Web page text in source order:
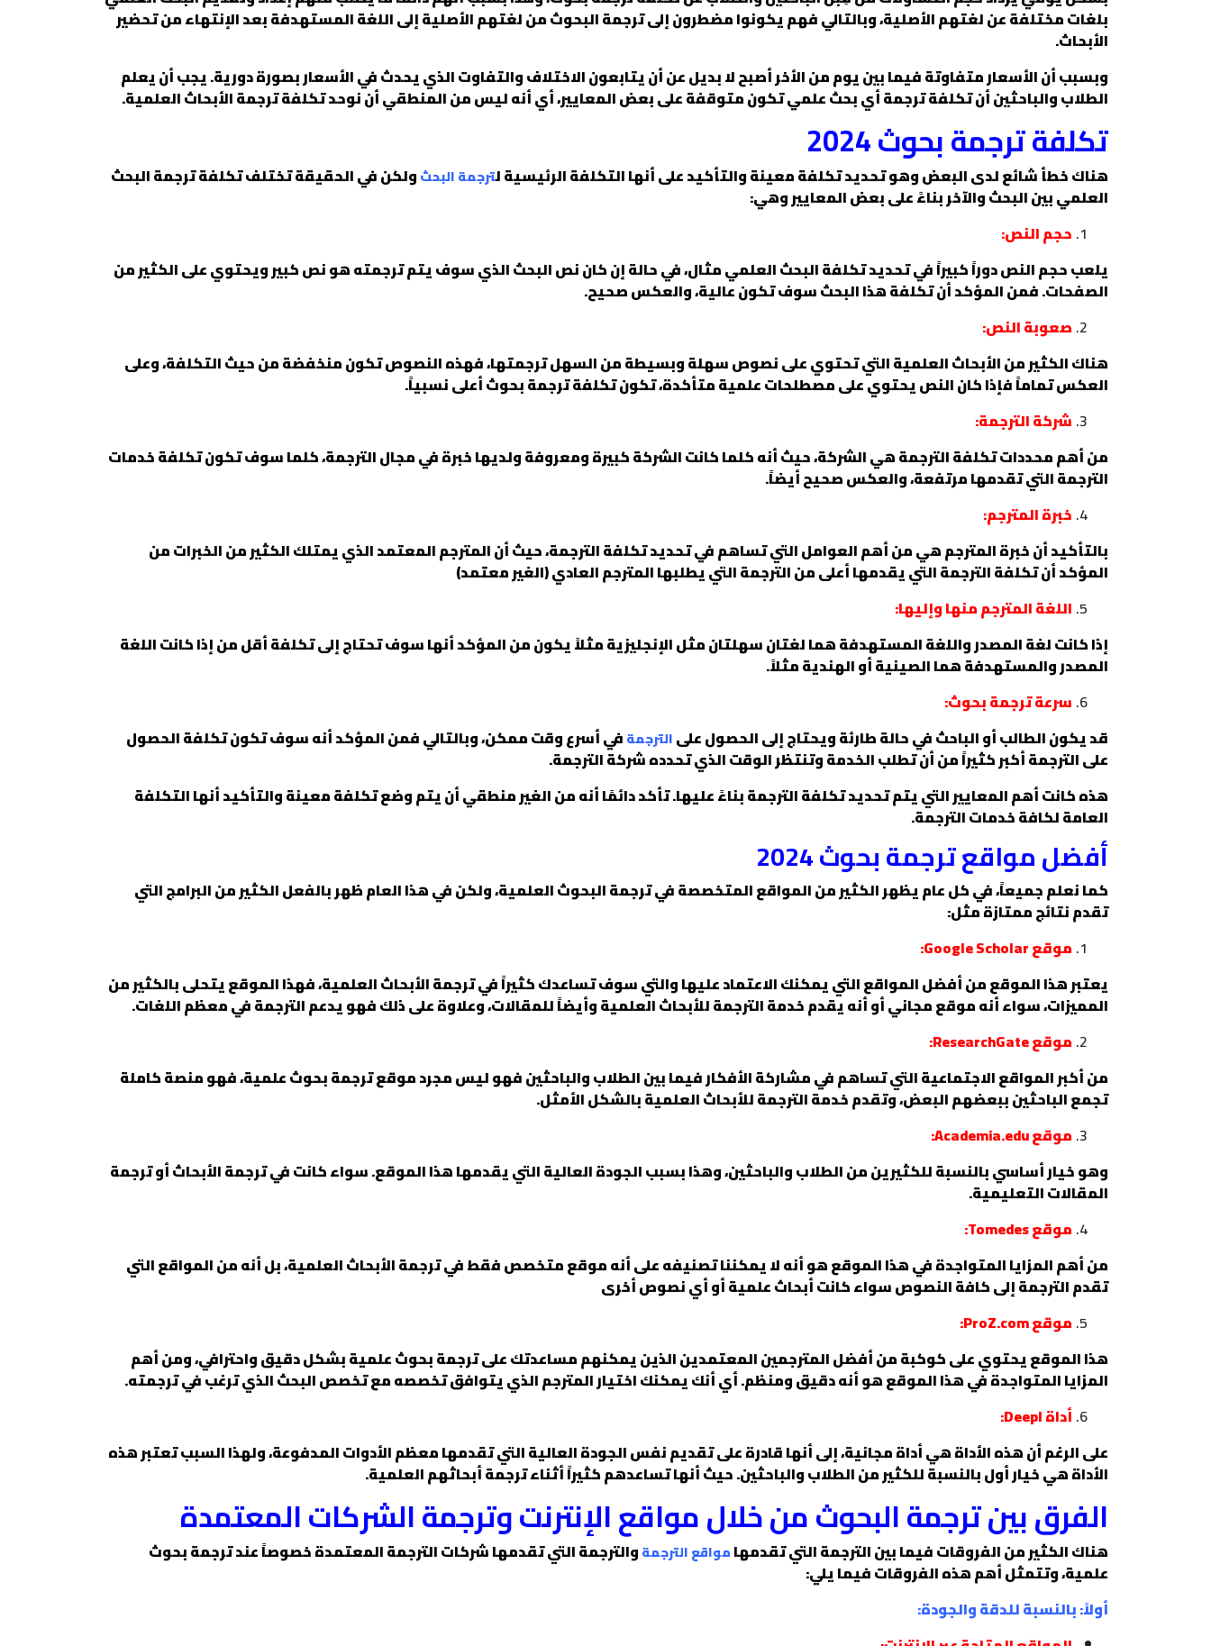
بلغات مختلفة عن لغتهم الأصلية، وبالتالي فهم يكونوا مضطرون إلى ترجمة البحوث من لغتهم الأصلية إلى اللغة المستهدفة بعد الإنتهاء من تحضير
الأبحاث.
وبسبب أن الأسعار متفاوتة فيما بين يوم من الأخر أصبح لا بديل عن أن يتابعون الاختلاف والتفاوت الذي يحدث في الأسعار بصورة دورية. يجب أن يعلم
الطلاب والباحثين أن تكلفة ترجمة أي بحث علمي تكون متوقفة على بعض المعايير، أي أنه ليس من المنطقي أن نوحد تكلفة ترجمة الأبحاث العلمية.
تكلفة ترجمة بحوث 2024
هناك خطأ شائع لدى البعض وهو تحديد تكلفة معينة والتأكيد على أنها التكلفة الرئيسية لترجمة البحثولكن في الحقيقة تختلف تكلفة ترجمة البحث
العلمي بين البحث والآخر بناءً على بعض المعايير وهي:
حجم النص:
يلعب حجم النص دوراً كبيراً في تحديد تكلفة البحث العلمي مثال، في حالة إن كان نص البحث الذي سوف يتم ترجمته هو نص كبير ويحتوي على الكثير من
الصفحات. فمن المؤكد أن تكلفة هذا البحث سوف تكون عالية، والعكس صحيح.
صعوبة النص:
هناك الكثير من الأبحاث العلمية التي تحتوي على نصوص سهلة وبسيطة من السهل ترجمتها، فهذه النصوص تكون منخفضة من حيث التكلفة، وعلى
العكس تماماً فإذا كان النص يحتوي على مصطلحات علمية متأكدة، تكون تكلفة ترجمة بحوث أعلى نسبياً.
شركة الترجمة:
من أهم محددات تكلفة الترجمة هي الشركة، حيث أنه كلما كانت الشركة كبيرة ومعروفة ولديها خبرة في مجال الترجمة، كلما سوف تكون تكلفة خدمات
الترجمة التي تقدمها مرتفعة، والعكس صحيح أيضاً.
خبرة المترجم:
بالتأكيد أن خبرة المترجم هي من أهم العوامل التي تساهم في تحديد تكلفة الترجمة، حيث أن المترجم المعتمد الذي يمتلك الكثير من الخبرات من
المؤكد أن تكلفة الترجمة التي يقدمها أعلى من الترجمة التي يطلبها المترجم العادي (الغير معتمد)
اللغة المترجم منها وإليها:
إذا كانت لغة المصدر واللغة المستهدفة هما لغتان سهلتان مثل الإنجليزية مثلاً يكون من المؤكد أنها سوف تحتاج إلى تكلفة أقل من إذا كانت اللغة
المصدر والمستهدفة هما الصينية أو الهندية مثلاً.
سرعة ترجمة بحوث:
قد يكون الطالب أو الباحث في حالة طارئة ويحتاج إلى الحصول علىالترجمةفي أسرع وقت ممكن، وبالتالي فمن المؤكد أنه سوف تكون تكلفة الحصول
على الترجمة أكبر كثيراً من أن تطلب الخدمة وتنتظر الوقت الذي تحدده شركة الترجمة.
هذه كانت أهم المعايير التي يتم تحديد تكلفة الترجمة بناءً عليها. تأكد دائمًا أنه من الغير منطقي أن يتم وضع تكلفة معينة والتأكيد أنها التكلفة
العامة لكافة خدمات الترجمة.
أفضل مواقع ترجمة بحوث 2024
كما نعلم جميعاً، في كل عام يظهر الكثير من المواقع المتخصصة في ترجمة البحوث العلمية، ولكن في هذا العام ظهر بالفعل الكثير من البرامج التي
تقدم نتائج ممتازة مثل:
موقع Google Scholar:
يعتبر هذا الموقع من أفضل المواقع التي يمكنك الاعتماد عليها والتي سوف تساعدك كثيراً في ترجمة الأبحاث العلمية، فهذا الموقع يتحلى بالكثير من
المميزات، سواء أنه موقع مجاني أو أنه يقدم خدمة الترجمة للأبحاث العلمية وأيضاً للمقالات، وعلاوة على ذلك فهو يدعم الترجمة في معظم اللغات.
موقع ResearchGate:
من أكبر المواقع الاجتماعية التي تساهم في مشاركة الأفكار فيما بين الطلاب والباحثين فهو ليس مجرد موقع ترجمة بحوث علمية، فهو منصة كاملة
تجمع الباحثين ببعضهم البعض، وتقدم خدمة الترجمة للأبحاث العلمية بالشكل الأمثل.
موقع Academia.edu:
وهو خيار أساسي بالنسبة للكثيرين من الطلاب والباحثين، وهذا بسبب الجودة العالية التي يقدمها هذا الموقع. سواء كانت في ترجمة الأبحاث أو ترجمة
المقالات التعليمية.
موقع Tomedes:
من أهم المزايا المتواجدة في هذا الموقع هو أنه لا يمكننا تصنيفه على أنه موقع متخصص فقط في ترجمة الأبحاث العلمية، بل أنه من المواقع التي
تقدم الترجمة إلى كافة النصوص سواء كانت أبحاث علمية أو أي نصوص أخرى
موقع ProZ.com:
هذا الموقع يحتوي على كوكبة من أفضل المترجمين المعتمدين الذين يمكنهم مساعدتك على ترجمة بحوث علمية بشكل دقيق واحترافي، ومن أهم
المزايا المتواجدة في هذا الموقع هو أنه دقيق ومنظم. أي أنك يمكنك اختيار المترجم الذي يتوافق تخصصه مع تخصص البحث الذي ترغب في ترجمته.
أداة Deepl:
على الرغم أن هذه الأداة هي أداة مجانية، إلى أنها قادرة على تقديم نفس الجودة العالية التي تقدمها معظم الأدوات المدفوعة، ولهذا السبب تعتبر هذه
الأداة هي خيار أول بالنسبة للكثير من الطلاب والباحثين. حيث أنها تساعدهم كثيراً أثناء ترجمة أبحاثهم العلمية.
الفرق بين ترجمة البحوث من خلال مواقع الإنترنت وترجمة الشركات المعتمدة
هناك الكثير من الفروقات فيما بين الترجمة التي تقدمهامواقع الترجمةوالترجمة التي تقدمها شركات الترجمة المعتمدة خصوصاً عند ترجمة بحوث
علمية، وتتمثل أهم هذه الفروقات فيما يلي:
أولاً: بالنسبة للدقة والجودة: